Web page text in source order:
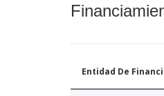
Entidad De